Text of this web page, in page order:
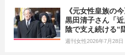
《元女性皇族の
黒田清子さん「
陰で支え続ける“
週刊女性2026年7月28日